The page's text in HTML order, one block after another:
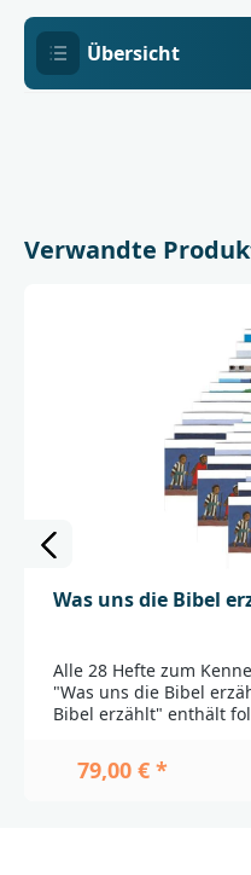
Übersicht
Verwandte
Was uns die Bibel
Alle 28 Hefte zum
"Was uns die Bibel
Bibel erzählt" enthält
JakobJosefDer Auszug
versprochene
79,00 € *